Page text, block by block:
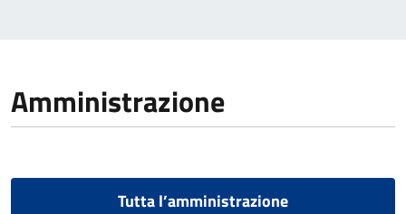
Amministrazione
Tutta l’amministrazione